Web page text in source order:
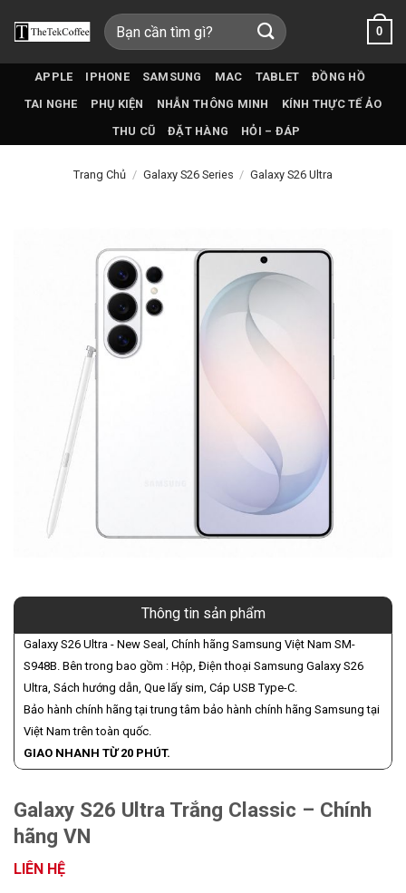
qua
Tìm
kiếm:
0
APPLE IPHONE SAMSUNG MAC TABLET
ĐỒNG HỒ
TAI NGHE
PHỤ KIỆN NHẪN THÔNG MINH
KÍNH THỰC TẾ ẢO
THU CŨ
ĐẶT HÀNG HỎI – ĐÁP
Trang Chủ / Galaxy S26 Series / Galaxy S26 Ultra
Thông tin sản phẩm
Galaxy S26 Ultra - New Seal, Chính hãng Samsung Việt Nam SM-
S948B. Bên trong bao gồm : Hộp, Điện thoại Samsung Galaxy S26
Ultra, Sách hướng dẫn, Que lấy sim, Cáp USB Type-C.
Bảo hành chính hãng tại trung tâm bảo hành chính hãng Samsung tại
Việt Nam trên toàn quốc.
GIAO NHANH TỪ 20 PHÚT.
Galaxy S26 Ultra Trắng Classic – Chính
hãng VN
LIÊN HỆ